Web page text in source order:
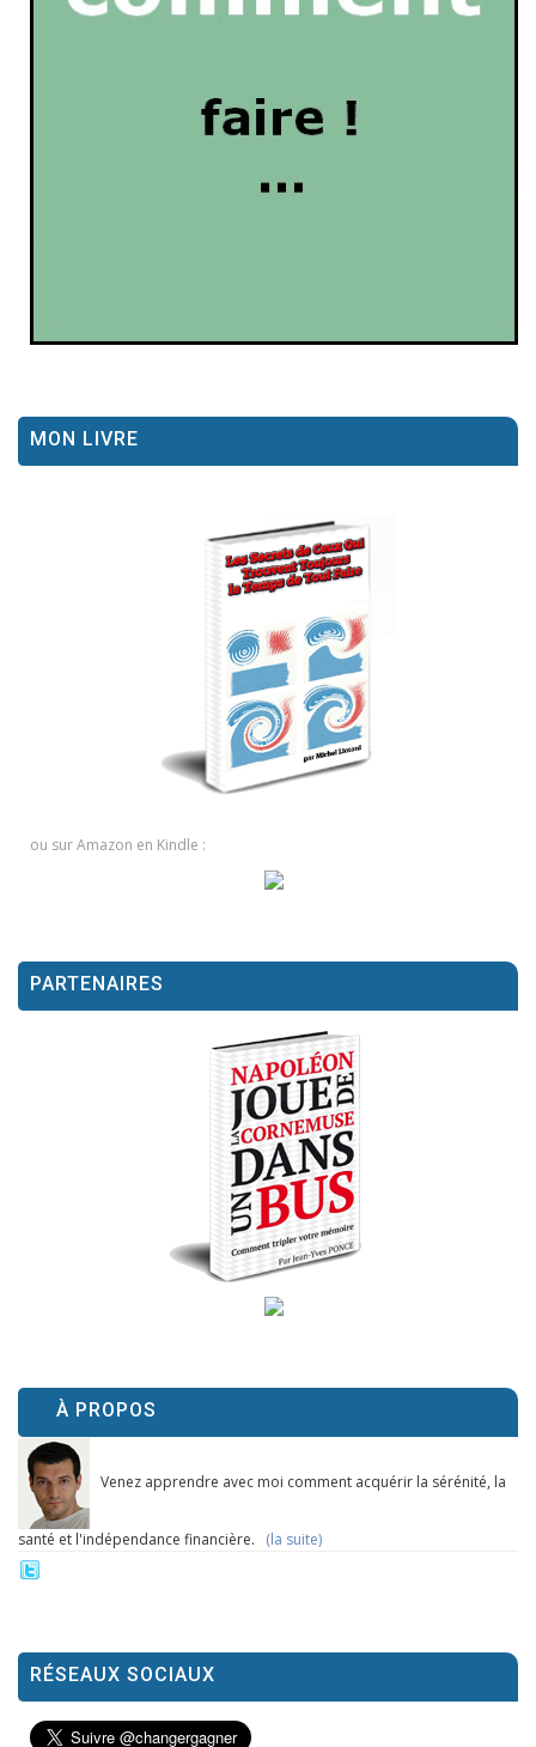
MON LIVRE
ou sur Amazon en Kindle :
PARTENAIRES
À PROPOS
Venez apprendre avec moi comment acquérir la sérénité, la
santé et l'indépendance financière. (la suite)
RÉSEAUX SOCIAUX